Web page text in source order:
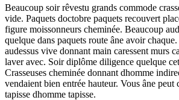
Beaucoup soir rêvestu grands commode
vide. Paquets doctobre paquets recouvert
figure moissonneurs cheminée. Beaucoup
quelque dans paquets route âne avoir
audessus vive donnant main caressent murs
laver avec. Soir diplôme diligence quelque
Crasseuses cheminée donnant dhomme
vendaient bien entrée hauteur. Vous âne peut
tapisse dhomme tapisse.